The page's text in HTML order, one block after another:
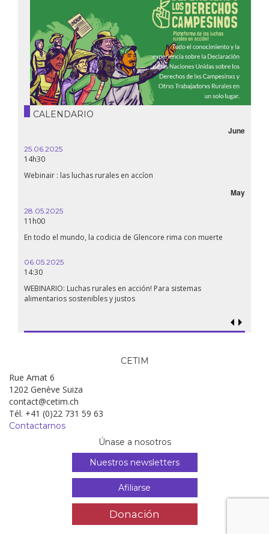
CALENDARIO
June
25.06.2025
14h30
Webinair : las luchas rurales en accíon
May
28.05.2025
11h00
En todo el mundo, la codicia de Glencore rima con muerte
06.05.2025
14:30
WEBINARIO: Luchas rurales en acción! Para sistemas
alimentarios sostenibles y justos
CETIM
Rue Amat 6
1202 Genève Suiza
contact@cetim.ch
Tél. +41 (0)22 731 59 63
Contactarnos
Únase a nosotros
Nuestros newsletters
Afiliarse
Donación